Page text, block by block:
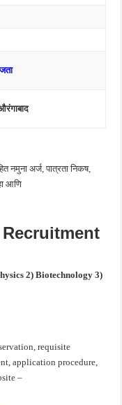
नमुना अर्ज, पात्रता निकष,
आणि
2) Biotechnology 3)
requisite
application procedure,
–